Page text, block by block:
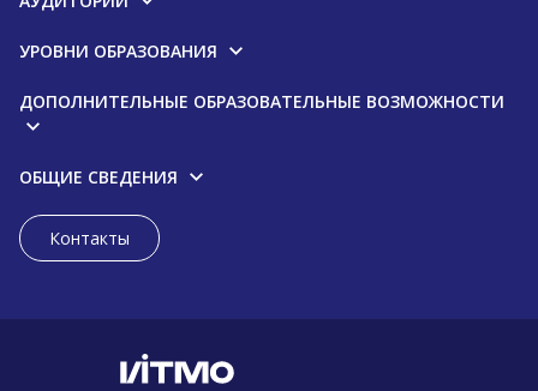
УРОВНИ ОБРАЗОВАНИЯ
ДОПОЛНИТЕЛЬНЫЕ ОБРАЗОВАТЕЛЬНЫЕ ВОЗМОЖНОСТИ
ОБЩИЕ СВЕДЕНИЯ
Контакты